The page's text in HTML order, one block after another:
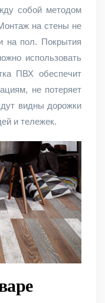
собой методом
на стены не
на пол. Покрытия
использовать
ПВХ обеспечит
не потеряет
видны дорожки
и тележек.